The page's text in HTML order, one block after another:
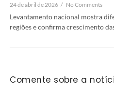
24 de abril de 2026 / No Comments
Levantamento nacional mostra
regiões e confirma crescimento
Comente sobre a